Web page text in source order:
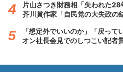
片山さつき財務相「失われた
芥川賞作家「自民党の大失政の
「想定外でいいのか」「戻っ
オン社長会見でのしつこい記者